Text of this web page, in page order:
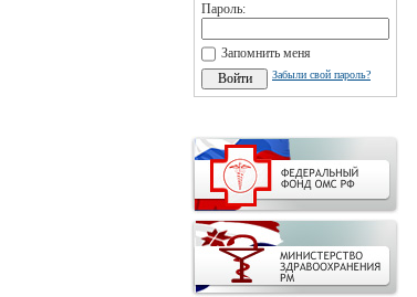
Пароль:
Запомнить меня
Забыли свой пароль?